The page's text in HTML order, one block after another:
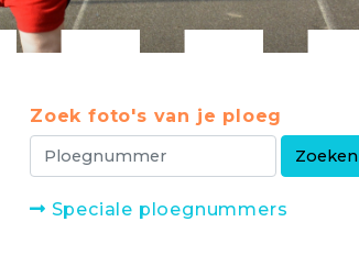
Zoek foto's van je ploeg
Speciale ploegnummers